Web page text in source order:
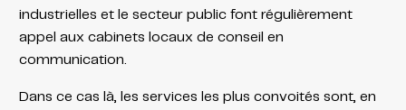
industrielles et le secteur public font régulièrement
appel aux cabinets locaux de conseil en
communication.
Dans ce cas là, les services les plus convoités sont, en